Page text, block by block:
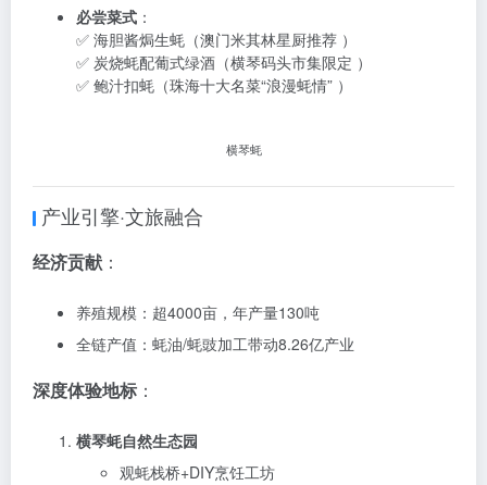
必尝菜式 ：
✅ 海胆酱焗生蚝（澳门米其林星厨推荐 ）
✅ 炭烧蚝配葡式绿酒（横琴码头市集限定 ）
✅ 鲍汁扣蚝（珠海十大名菜“浪漫蚝情” ）
横琴蚝
产业引擎·文旅融合
经济贡献 ：
养殖规模：超4000亩，年产量130吨
全链产值：蚝油/蚝豉加工带动8.26亿产业
深度体验地标 ：
横琴蚝自然生态园
观蚝栈桥+DIY烹饪工坊